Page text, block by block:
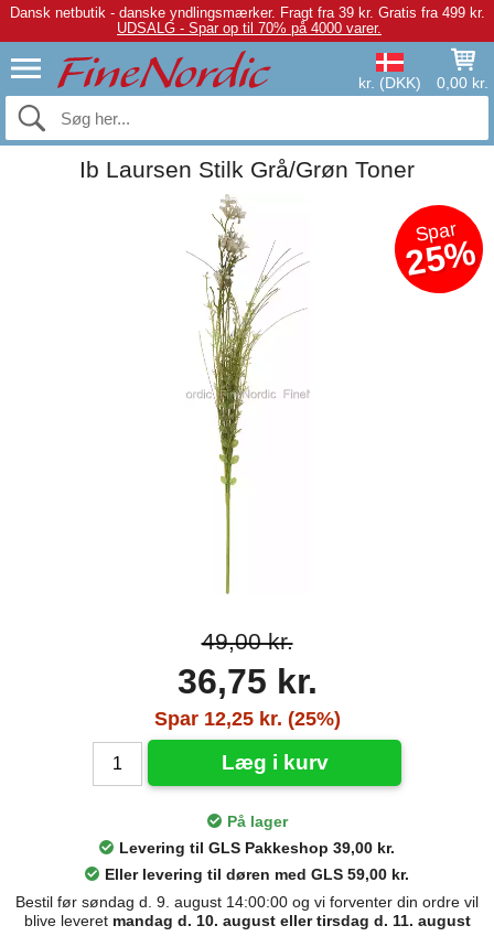
Dansk netbutik - danske yndlingsmærker. Fragt fra 39 kr. Gratis fra 499 kr.
UDSALG - Spar op til 70% på 4000 varer.
kr. (DKK) 0,00 kr.
Ib Laursen Stilk Grå/Grøn Toner
Spar
25%
49,00 kr.
36,75 kr.
Spar 12,25 kr. (25%)
Læg i kurv
På lager
Levering til GLS Pakkeshop 39,00 kr.
Eller levering til døren med GLS 59,00 kr.
Bestil før søndag d. 9. august 14:00:00 og vi forventer din ordre vil
blive leveret mandag d. 10. august eller tirsdag d. 11. august